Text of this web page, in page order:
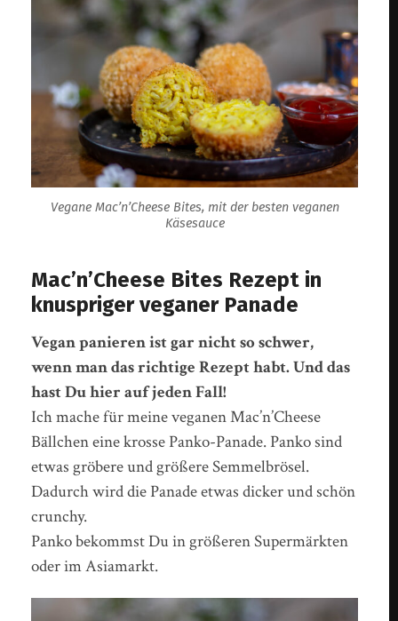
Vegane Mac’n’Cheese Bites, mit der besten veganen
Käsesauce
Mac’n’Cheese Bites Rezept in
knuspriger veganer Panade
Vegan panieren ist gar nicht so schwer,
wenn man das richtige Rezept habt. Und das
hast Du hier auf jeden Fall!
Ich mache für meine veganen Mac’n’Cheese
Bällchen eine krosse Panko-Panade. Panko sind
etwas gröbere und größere Semmelbrösel.
Dadurch wird die Panade etwas dicker und schön
crunchy.
Panko bekommst Du in größeren Supermärkten
oder im Asiamarkt.